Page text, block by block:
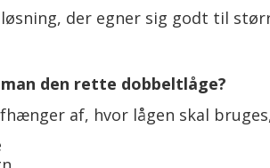
der egner sig godt til
den rette dobbeltlåge?
af, hvor lågen skal